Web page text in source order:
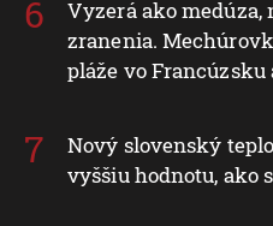
Vyzerá ako medúza,
zranenia.
pláže vo Francúzsku
Nový slovenský
vyššiu hodnotu, ako